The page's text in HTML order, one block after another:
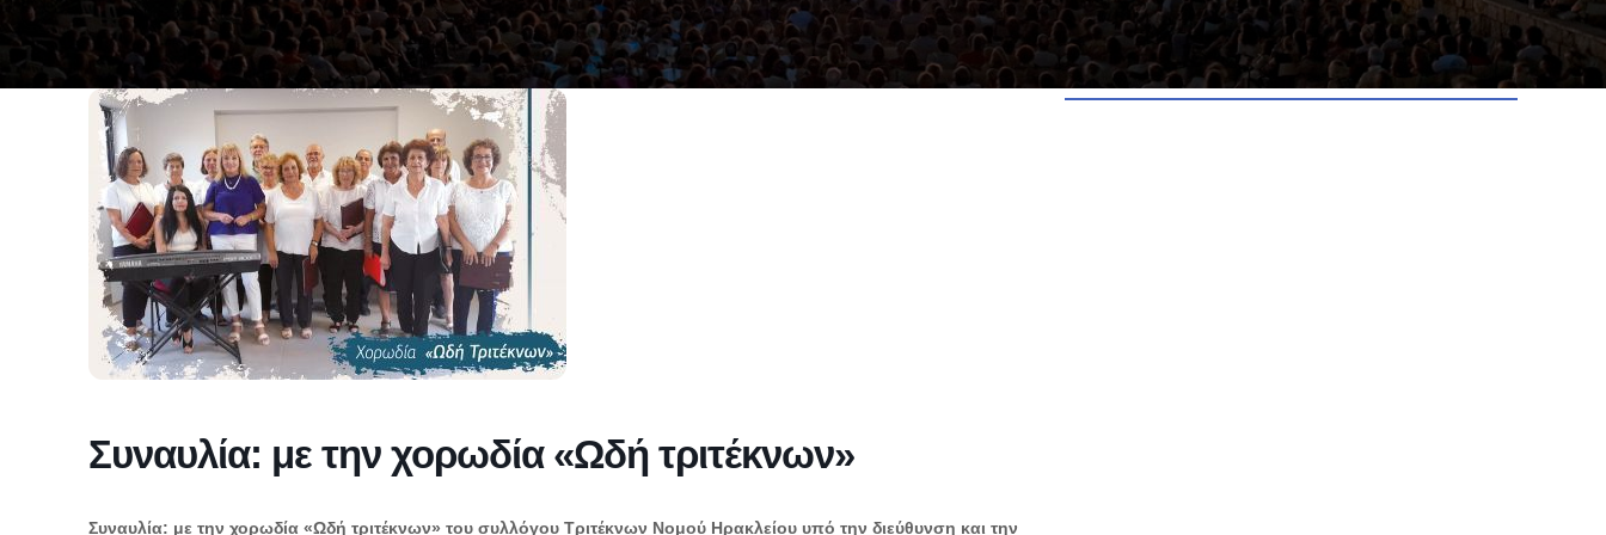
Συναυλία: με την χορωδία «Ωδή τριτέκνων»
Συναυλία: με την χορωδία «Ωδή τριτέκνων» του συλλόγου Τριτέκνων Νομού Ηρακλείου υπό την διεύθυνση και την